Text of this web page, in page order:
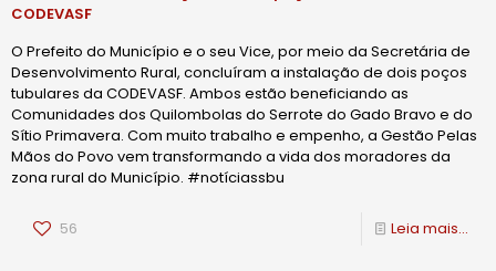
CODEVASF
O Prefeito do Município e o seu Vice, por meio da Secretária de
Desenvolvimento Rural, concluíram a instalação de dois poços
tubulares da CODEVASF. Ambos estão beneficiando as
Comunidades dos Quilombolas do Serrote do Gado Bravo e do
Sítio Primavera. Com muito trabalho e empenho, a Gestão Pelas
Mãos do Povo vem transformando a vida dos moradores da
zona rural do Município. #notíciassbu
56 Leia mais...